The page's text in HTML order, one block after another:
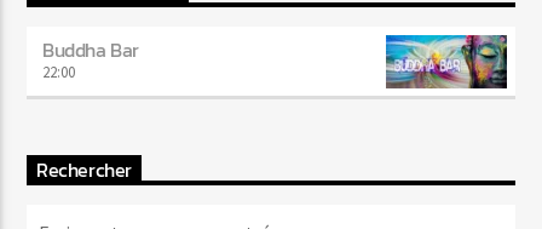
Buddha Bar
22:00
Rechercher